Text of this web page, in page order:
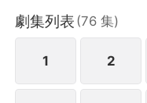
劇集列表 (76 集)
1 2